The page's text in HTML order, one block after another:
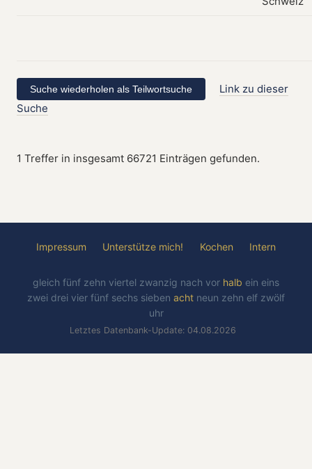
Link zu dieser
Suche
1 Treffer in insgesamt 66721 Einträgen gefunden.
Impressum Unterstütze mich! Kochen Intern
gleich fünf zehn viertel zwanzig nach vor halb ein eins
zwei drei vier fünf sechs sieben acht neun zehn elf zwölf
uhr
Letztes Datenbank-Update: 04.08.2026